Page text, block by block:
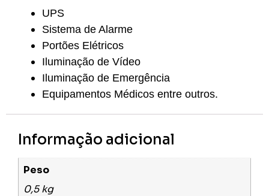
UPS
Sistema de Alarme
Portões Elétricos
Iluminação de Vídeo
Iluminação de Emergência
Equipamentos Médicos entre outros.
Informação adicional
Peso
0,5 kg